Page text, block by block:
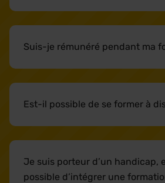
Suis-je rémunéré pendant ma
Est-il possible de se former à
Je suis porteur d’un handicap,
possible d’intégrer une